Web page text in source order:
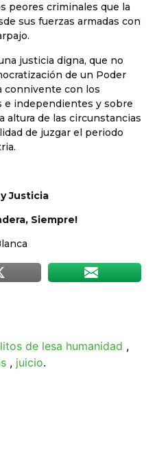
peores criminales que la
sus fuerzas armadas con
justicia digna, que no
de un Poder
connivente con los
e independientes y sobre
altura de las circunstancias
de juzgar el periodo
Justicia
Siempre!
de lesa humanidad ,
, juicio.